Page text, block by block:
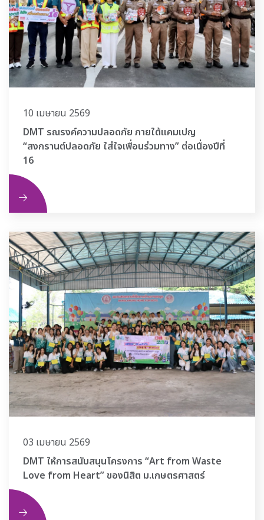
10 เมษายน 2569
DMT รณรงค์ความปลอดภัย ภายใต้แคมเปญ
“สงกรานต์ปลอดภัย ใส่ใจเพื่อนร่วมทาง” ต่อเนื่องปีที่
16
03 เมษายน 2569
DMT ให้การสนับสนุนโครงการ “Art from Waste
Love from Heart” ของนิสิต ม.เกษตรศาสตร์